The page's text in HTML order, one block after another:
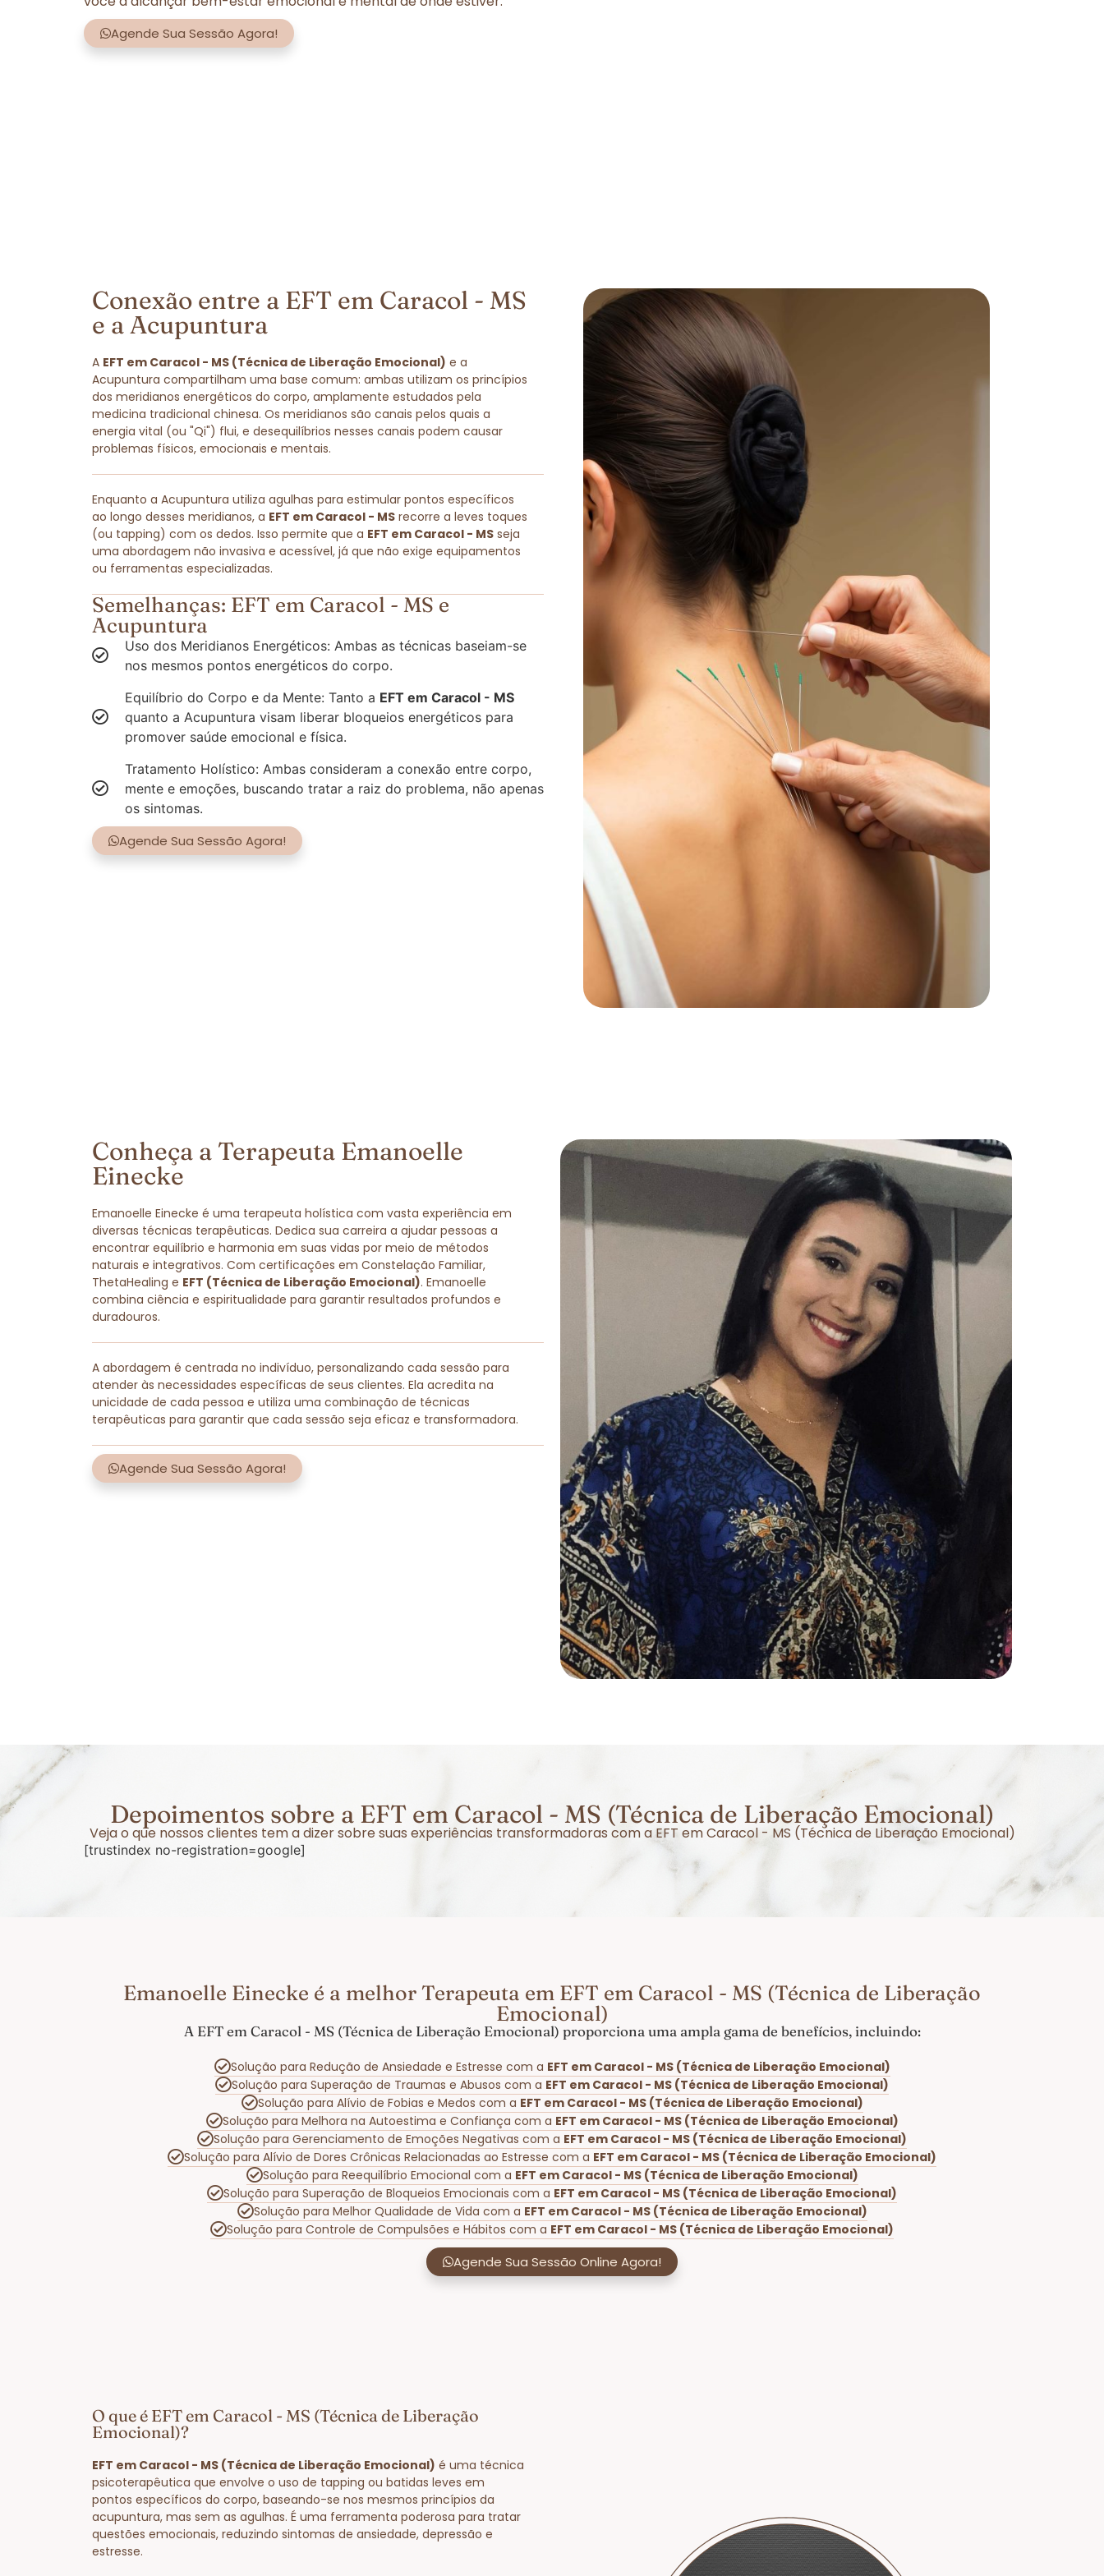
Agende Sua Sessão Agora!
Conexão entre a EFT em Caracol - MS
e a Acupuntura
A EFT em Caracol - MS (Técnica de Liberação Emocional) e a
Acupuntura compartilham uma base comum: ambas utilizam os princípios
dos meridianos energéticos do corpo, amplamente estudados pela
medicina tradicional chinesa. Os meridianos são canais pelos quais a
energia vital (ou "Qi") flui, e desequilíbrios nesses canais podem causar
problemas físicos, emocionais e mentais.
Enquanto a Acupuntura utiliza agulhas para estimular pontos específicos
ao longo desses meridianos, a EFT em Caracol - MS recorre a leves toques
(ou tapping) com os dedos. Isso permite que a EFT em Caracol - MS seja
uma abordagem não invasiva e acessível, já que não exige equipamentos
ou ferramentas especializadas.
Semelhanças: EFT em Caracol - MS e
Acupuntura
Uso dos Meridianos Energéticos: Ambas as técnicas baseiam-se
nos mesmos pontos energéticos do corpo.
Equilíbrio do Corpo e da Mente: Tanto a EFT em Caracol - MS
quanto a Acupuntura visam liberar bloqueios energéticos para
promover saúde emocional e física.
Tratamento Holístico: Ambas consideram a conexão entre corpo,
mente e emoções, buscando tratar a raiz do problema, não apenas
os sintomas.
Agende Sua Sessão Agora!
Conheça a Terapeuta Emanoelle
Einecke
Emanoelle Einecke é uma terapeuta holística com vasta experiência em
diversas técnicas terapêuticas. Dedica sua carreira a ajudar pessoas a
encontrar equilíbrio e harmonia em suas vidas por meio de métodos
naturais e integrativos. Com certificações em Constelação Familiar,
ThetaHealing e EFT (Técnica de Liberação Emocional). Emanoelle
combina ciência e espiritualidade para garantir resultados profundos e
duradouros.
A abordagem é centrada no indivíduo, personalizando cada sessão para
atender às necessidades específicas de seus clientes. Ela acredita na
unicidade de cada pessoa e utiliza uma combinação de técnicas
terapêuticas para garantir que cada sessão seja eficaz e transformadora.
Agende Sua Sessão Agora!
Depoimentos sobre a EFT em Caracol - MS (Técnica de Liberação Emocional)
Veja o que nossos clientes tem a dizer sobre suas experiências transformadoras com a EFT em Caracol - MS (Técnica de Liberação Emocional)
[trustindex no-registration=google]
Emanoelle Einecke é a melhor Terapeuta em EFT em Caracol - MS (Técnica de Liberação
Emocional)
A EFT em Caracol - MS (Técnica de Liberação Emocional) proporciona uma ampla gama de benefícios, incluindo:
Solução para Redução de Ansiedade e Estresse com a EFT em Caracol - MS (Técnica de Liberação Emocional)
Solução para Superação de Traumas e Abusos com a EFT em Caracol - MS (Técnica de Liberação Emocional)
Solução para Alívio de Fobias e Medos com a EFT em Caracol - MS (Técnica de Liberação Emocional)
Solução para Melhora na Autoestima e Confiança com a EFT em Caracol - MS (Técnica de Liberação Emocional)
Solução para Gerenciamento de Emoções Negativas com a EFT em Caracol - MS (Técnica de Liberação Emocional)
Solução para Alívio de Dores Crônicas Relacionadas ao Estresse com a EFT em Caracol - MS (Técnica de Liberação Emocional)
Solução para Reequilíbrio Emocional com a EFT em Caracol - MS (Técnica de Liberação Emocional)
Solução para Superação de Bloqueios Emocionais com a EFT em Caracol - MS (Técnica de Liberação Emocional)
Solução para Melhor Qualidade de Vida com a EFT em Caracol - MS (Técnica de Liberação Emocional)
Solução para Controle de Compulsões e Hábitos com a EFT em Caracol - MS (Técnica de Liberação Emocional)
Agende Sua Sessão Online Agora!
O que é EFT em Caracol - MS (Técnica de Liberação
Emocional)?
EFT em Caracol - MS (Técnica de Liberação Emocional) é uma técnica
psicoterapêutica que envolve o uso de tapping ou batidas leves em
pontos específicos do corpo, baseando-se nos mesmos princípios da
acupuntura, mas sem as agulhas. É uma ferramenta poderosa para tratar
questões emocionais, reduzindo sintomas de ansiedade, depressão e
estresse.